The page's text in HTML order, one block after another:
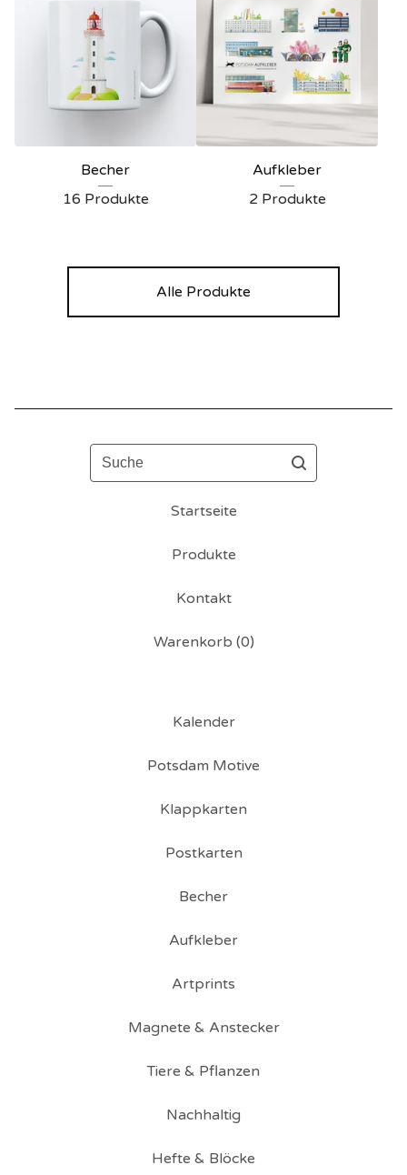
Becher
16 Produkte
Aufkleber
2 Produkte
Alle Produkte
Suche
Startseite
Produkte
Kontakt
Warenkorb (0)
Kalender
Potsdam Motive
Klappkarten
Postkarten
Becher
Aufkleber
Artprints
Magnete & Anstecker
Tiere & Pflanzen
Nachhaltig
Hefte & Blöcke